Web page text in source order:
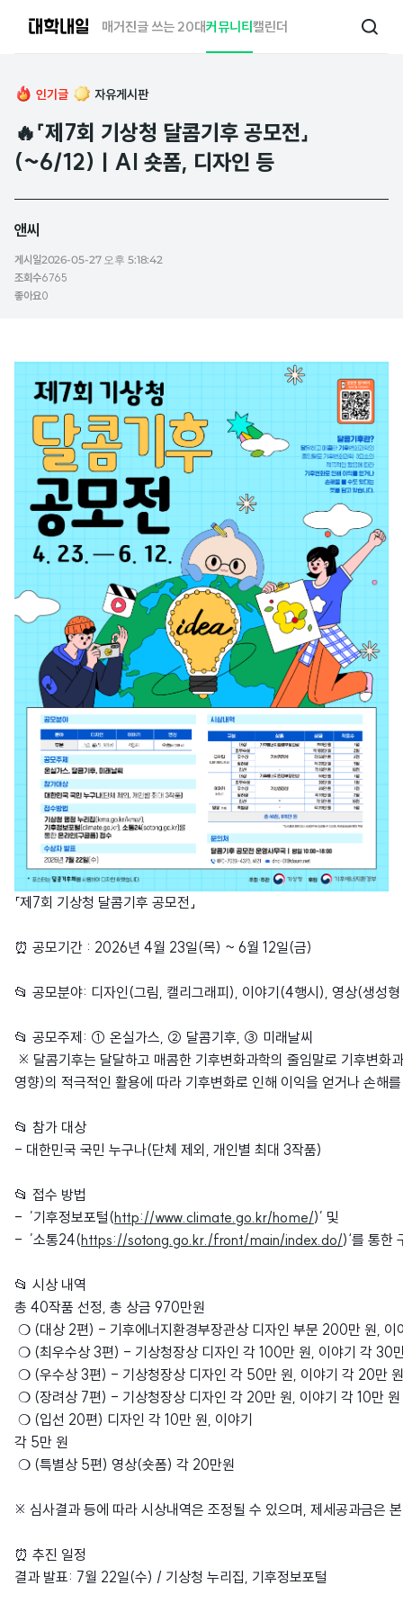
매거진글 쓰는 20대커뮤니티캘린더
검
인기글 자유게시판
🔥「제7회 기상청 달콤기후 공모전」
(~6/12)ㅣAI 숏폼, 디자인 등
앤씨
게시일2026-05-27 오후 5:18:42
조회수6765
좋아요0
「제7회 기상청 달콤기후 공모전」
⏰ 공모기간 : 2026년 4월 23일(목) ~ 6월 12일(금)
📂 공모분야: 디자인(그림, 캘리그래피), 이야기(4행시), 영상(생성
📂 공모주제: ① 온실가스, ② 달콤기후, ③ 미래날씨
※ 달콤기후는 달달하고 매콤한 기후변화과학의 줄임말로 기후변화
영향)의 적극적인 활용에 따라 기후변화로 인해 이익을 얻거나 손해
📂 참가 대상
- 대한민국 국민 누구나(단체 제외, 개인별 최대 3작품)
📂 접수 방법
- ’기후정보포털(http://www.climate.go.kr/home/)’ 및
- ’소통24(https://sotong.go.kr./front/main/index.do/)‘를 통한
📂 시상 내역
총 40작품 선정, 총 상금 970만원
❍ (대상 2편) - 기후에너지환경부장관상 디자인 부문 200만 원, 이
❍ (최우수상 3편) - 기상청장상 디자인 각 100만 원, 이야기 각 30
❍ (우수상 3편) - 기상청장상 디자인 각 50만 원, 이야기 각 20만 원
❍ (장려상 7편) - 기상청장상 디자인 각 20만 원, 이야기 각 10만 원
❍ (입선 20편) 디자인 각 10만 원, 이야기
각 5만 원
❍ (특별상 5편) 영상(숏폼) 각 20만원
※ 심사결과 등에 따라 시상내역은 조정될 수 있으며, 제세공과금은
⏰ 추진 일정
결과 발표: 7월 22일(수) / 기상청 누리집, 기후정보포털